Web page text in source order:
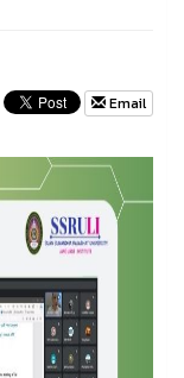
Email